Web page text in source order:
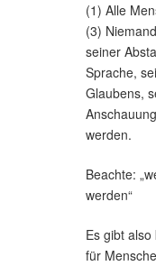
(1) Alle
(3)
seiner
Sprache,
Glaubens,
werden.
Beachte:
werden“
Es gibt also
für